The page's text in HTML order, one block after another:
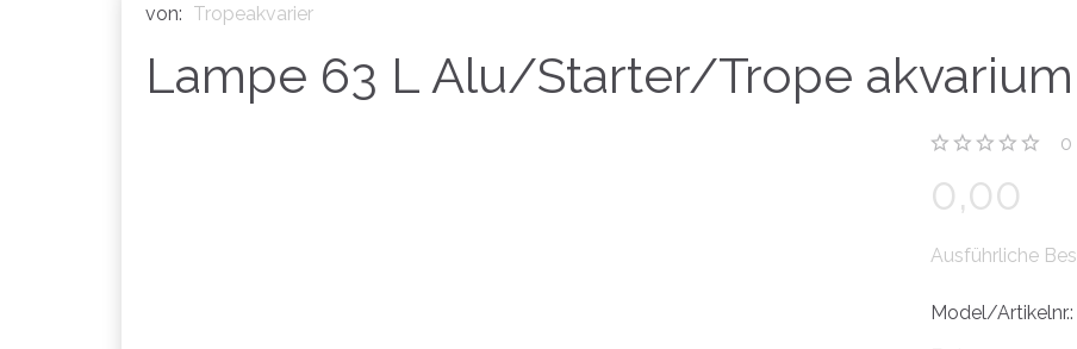
von: Tropeakvarier
Lampe 63 L Alu/Starter/Trope akvarium
0
0,00
Ausführliche
Model/Artikelnr.: